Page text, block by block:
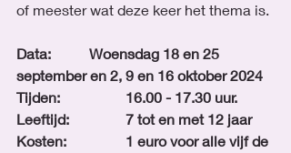
of meester wat deze keer het thema is.
Data:		Woensdag 18 en 25
september en 2, 9 en 16 oktober 2024
Tijden:		16.00 - 17.30 uur.
Leeftijd: 		7 tot en met 12 jaar
Kosten: 		1 euro voor alle vijf de